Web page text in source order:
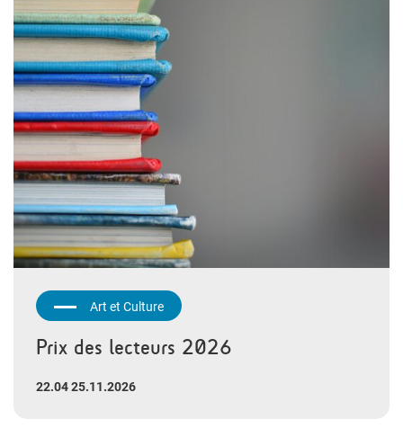
Art et Culture
Prix des lecteurs 2026
22.04 25.11.2026